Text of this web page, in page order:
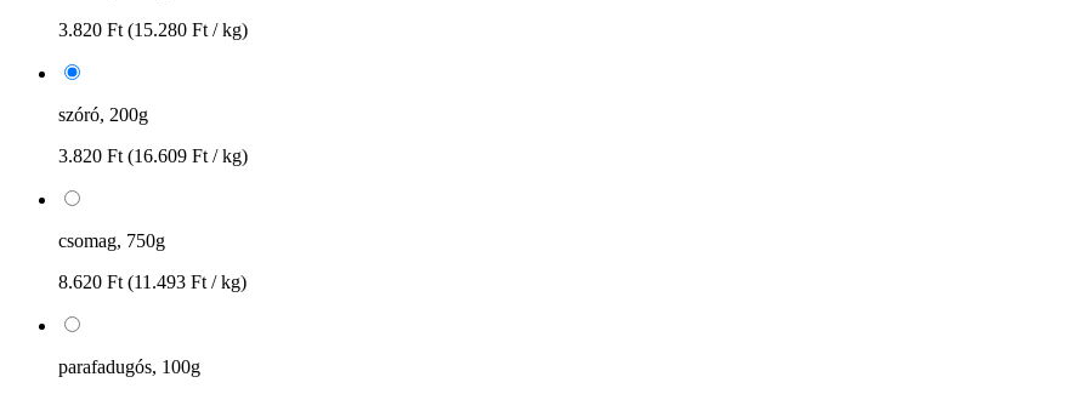
3.820 Ft (15.280 Ft / kg)
szóró, 200g
3.820 Ft (16.609 Ft / kg)
csomag, 750g
8.620 Ft (11.493 Ft / kg)
parafadugós, 100g